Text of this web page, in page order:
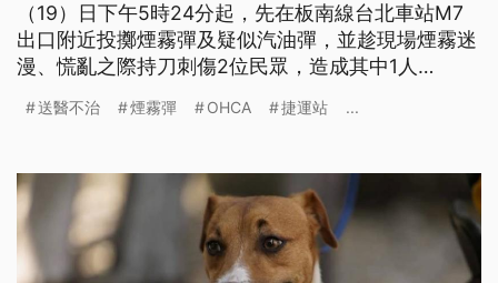
（19）日下午5時24分起，先在板南線台北車站M7
出口附近投擲煙霧彈及疑似汽油彈，並趁現場煙霧迷
漫、慌亂之際持刀刺傷2位民眾，造成其中1人
站附近投煙霧彈、持刀傷6人，其中2人OHCA。經警
送醫不治 煙霧彈 OHCA 捷運站 ...